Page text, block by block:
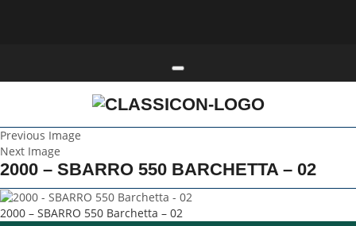
Toggle navigation
Previous Image
Next Image
2000 – SBARRO 550 BARCHETTA – 02
2000 – SBARRO 550 Barchetta – 02